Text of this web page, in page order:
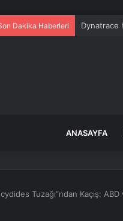
Dakika Haberleri Dynatrace
ANASAYFA
Tuzağı”ndan Kaçış: